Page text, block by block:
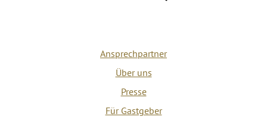
Ansprechpartner
Über uns
Presse
Für Gastgeber